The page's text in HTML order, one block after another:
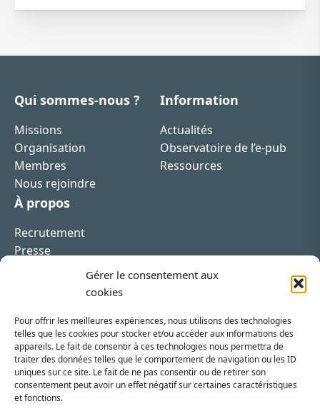
Gérer le consentement aux
cookies
Pour offrir les meilleures expériences, nous utilisons des technologies
telles que les cookies pour stocker et/ou accéder aux informations des
appareils. Le fait de consentir à ces technologies nous permettra de
traiter des données telles que le comportement de navigation ou les ID
uniques sur ce site. Le fait de ne pas consentir ou de retirer son
consentement peut avoir un effet négatif sur certaines caractéristiques
et fonctions.
Qui sommes-nous ?
Missions
Organisation
Membres
Nous rejoindre
Information
Actualités
Observatoire de l’e-pub
Ressources
À propos
Recrutement
Presse
Inscrivez-vous à la newsletter
Vous recevrez régulièrement les dernières actualités
du SRI.